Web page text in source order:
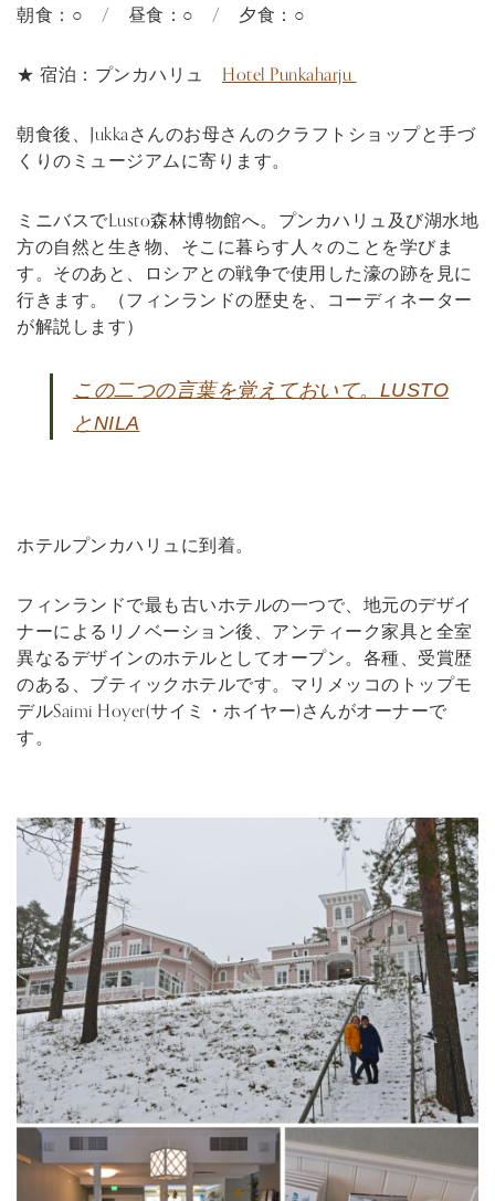
朝食：○ / 昼食：○ / 夕食：○
★ 宿泊：プンカハリュ Hotel Punkaharju
朝食後、Jukkaさんのお母さんのクラフトショップと手づ
くりのミュージアムに寄ります。
ミニバスでLusto森林博物館へ。プンカハリュ及び湖水地
方の自然と生き物、そこに暮らす人々のことを学びま
す。そのあと、ロシアとの戦争で使用した濠の跡を見に
行きます。（フィンランドの歴史を、コーディネーター
が解説します）
この二つの言葉を覚えておいて。LUSTO
とNILA
ホテルプンカハリュに到着。
フィンランドで最も古いホテルの一つで、地元のデザイ
ナーによるリノベーション後、アンティーク家具と全室
異なるデザインのホテルとしてオープン。各種、受賞歴
のある、ブティックホテルです。マリメッコのトップモ
デルSaimi Hoyer(サイミ・ホイヤー)さんがオーナーで
す。